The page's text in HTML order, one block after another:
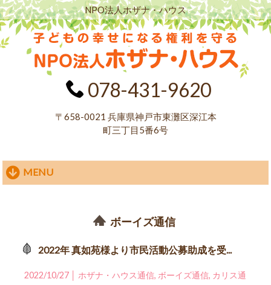
NPO法人ホザナ・ハウス
078-431-9620
〒658-0021 兵庫県神戸市東灘区深江本
町三丁目5番6号
MENU
ボーイズ通信
2022年 真如苑様より市民活動公募助成を受...
2022/10/27 │ホザナ・ハウス通信,ボーイズ通信, カリス通